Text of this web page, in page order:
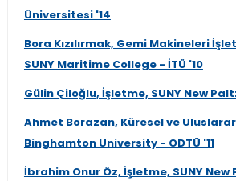
Üniversitesi '14
Bora Kızılırmak, Gemi Makineleri
SUNY Maritime College - İTÜ '10
Gülin Çiloğlu, İşletme, SUNY New
Ahmet Borazan, Küresel ve
Binghamton University - ODTÜ '11
İbrahim Onur Öz, İşletme, SUNY